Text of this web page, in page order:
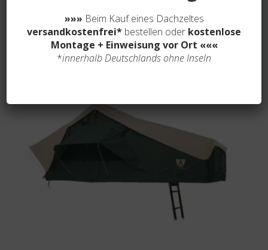
€
»»» Beim Kauf eines Dachzeltes
versandkostenfrei* bestellen oder kostenlose
Montage + Einweisung vor Ort «««
*innerhalb Deutschlands ohne Inseln